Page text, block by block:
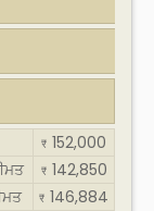
₹ 152,000
₹ 142,850
₹ 146,884